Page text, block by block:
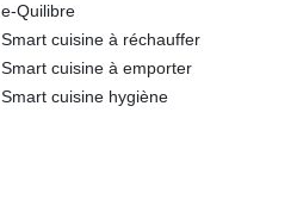
e-Quilibre
Smart cuisine à réchauffer
Smart cuisine à emporter
Smart cuisine hygiène